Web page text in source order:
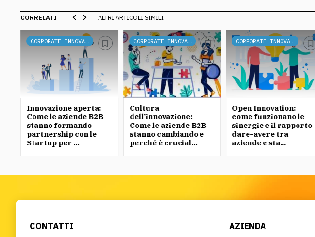
CORRELATI ALTRI ARTICOLI SIMILI
CORPORATE INNOVATION
Innovazione aperta:
Come le aziende B2B
stanno formando
partnership con le
Startup per ...
CORPORATE INNOVATION
Cultura
dell’innovazione:
Come le aziende B2B
stanno cambiando e
perché è crucial...
CORPORATE INNOVATION
Open Innovation:
come funzionano le
sinergie e il rapporto
dare-avere tra
aziende e sta...
CONTATTI AZIENDA